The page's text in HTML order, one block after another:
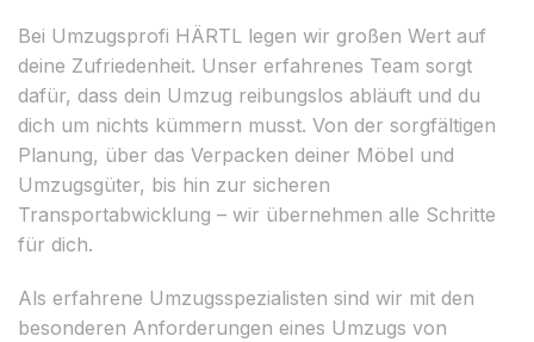
Bei Umzugsprofi HÄRTL legen wir großen Wert auf
deine Zufriedenheit. Unser erfahrenes Team sorgt
dafür, dass dein Umzug reibungslos abläuft und du
dich um nichts kümmern musst. Von der sorgfältigen
Planung, über das Verpacken deiner Möbel und
Umzugsgüter, bis hin zur sicheren
Transportabwicklung – wir übernehmen alle Schritte
für dich.
Als erfahrene Umzugsspezialisten sind wir mit den
besonderen Anforderungen eines Umzugs von